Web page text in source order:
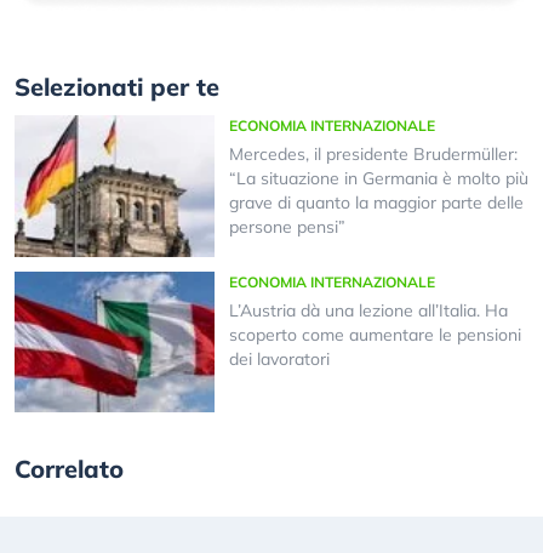
Selezionati per te
ECONOMIA INTERNAZIONALE
Mercedes, il presidente Brudermüller:
“La situazione in Germania è molto più
grave di quanto la maggior parte delle
persone pensi”
ECONOMIA INTERNAZIONALE
L’Austria dà una lezione all’Italia. Ha
scoperto come aumentare le pensioni
dei lavoratori
Correlato